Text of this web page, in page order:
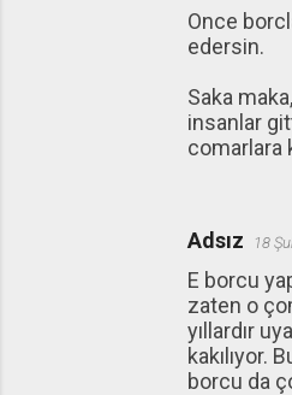
Once
edersin.
Saka
insanlar
comarlara
Adsız 18
E borcu
zaten o
yıllardır
kakılıyor.
borcu da